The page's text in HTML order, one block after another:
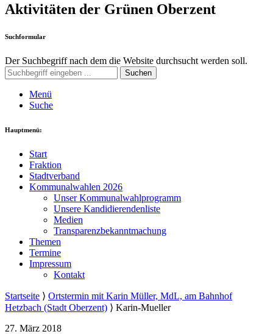
Aktivitäten der Grünen Oberzent
Suchformular
Der Suchbegriff nach dem die Website durchsucht werden soll.
Suchen
Menü
Suche
Hauptmenü:
Start
Fraktion
Stadtverband
Kommunalwahlen 2026
Unser Kommunalwahlprogramm
Unsere Kandidierendenliste
Medien
Transparenzbekanntmachung
Themen
Termine
Impressum
Kontakt
Startseite ⟩ Ortstermin mit Karin Müller, MdL, am Bahnhof
Hetzbach (Stadt Oberzent) ⟩ Karin-Mueller
27. März 2018